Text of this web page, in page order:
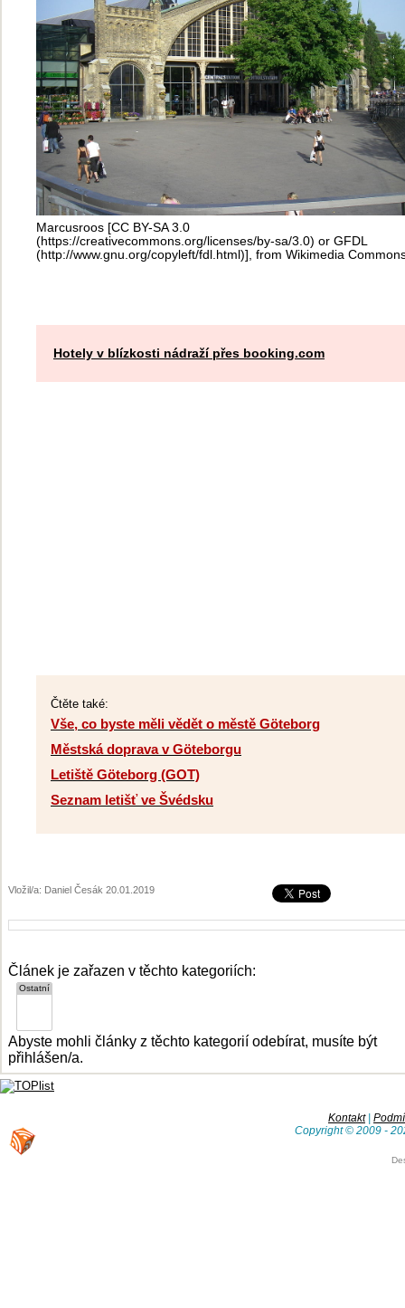
Marcusroos [CC BY-SA 3.0
(https://creativecommons.org/licenses/by-sa/3.0) or GFDL
(http://www.gnu.org/copyleft/fdl.html)], from Wikimedia
Hotely v blízkosti nádraží přes booking.com
Čtěte také:
Vše, co byste měli vědět o městě Göteborg
Městská doprava v Göteborgu
Letiště Göteborg (GOT)
Seznam letišť ve Švédsku
Vložil/a: Daniel Česák 20.01.2019
Článek je zařazen v těchto kategoriích:
Abyste mohli články z těchto kategorií odebírat, musíte být
přihlášen/a.
Kontakt|
Copyright © 2009 -